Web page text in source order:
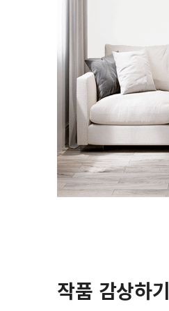
작품 감상하기